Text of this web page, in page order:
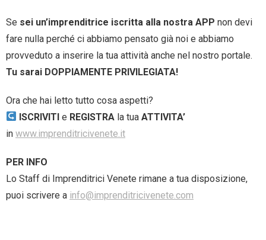
Se sei un’imprenditrice iscritta alla nostra APP non devi
fare nulla perché ci abbiamo pensato già noi e abbiamo
provveduto a inserire la tua attività anche nel nostro portale.
Tu sarai DOPPIAMENTE PRIVILEGIATA!
Ora che hai letto tutto cosa aspetti?
ISCRIVITI e REGISTRA la tuaATTIVITA’
in www.imprenditricivenete.it
PER INFO
Lo Staff di Imprenditrici Venete rimane a tua disposizione,
puoi scrivere a info@imprenditricivenete.com